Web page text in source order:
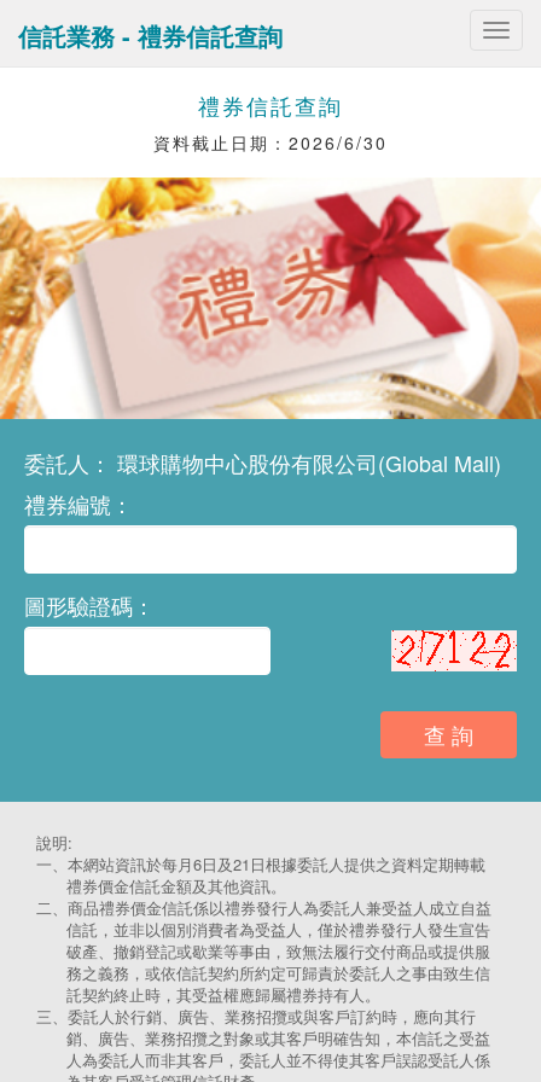
信託業務 - 禮券信託查詢
禮券信託查詢
資料截止日期：2026/6/30
委託人： 環球購物中心股份有限公司(Global Mall)
禮券編號：
圖形驗證碼：
查 詢
說明:
一、 本網站資訊於每月6日及21日根據委託人提供之資料定期轉載
禮券價金信託金額及其他資訊。
二、 商品禮券價金信託係以禮券發行人為委託人兼受益人成立自益
信託，並非以個別消費者為受益人，僅於禮券發行人發生宣告
破產、撤銷登記或歇業等事由，致無法履行交付商品或提供服
務之義務，或依信託契約所約定可歸責於委託人之事由致生信
託契約終止時，其受益權應歸屬禮券持有人。
三、 委託人於行銷、廣告、業務招攬或與客戶訂約時，應向其行
銷、廣告、業務招攬之對象或其客戶明確告知，本信託之受益
人為委託人而非其客戶，委託人並不得使其客戶誤認受託人係